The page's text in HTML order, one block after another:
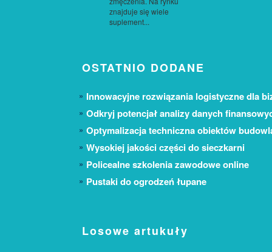
znajduje się wiele
suplement...
OSTATNIO DODANE
Innowacyjne rozwiązania logistyczne dla
Odkryj potencjał analizy danych
Optymalizacja techniczna obiektów
Wysokiej jakości części do sieczkarni
Policealne szkolenia zawodowe online
Pustaki do ogrodzeń łupane
Losowe artukuły